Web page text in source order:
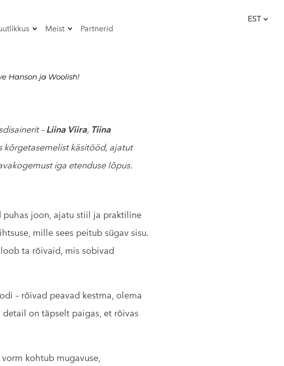
Meist
Meediakajastused
Partnerid
EST
Hanson ja Woolish!
–Liina Viira, Tiina
kõrgetasemelist käsitööd, ajatut
iga etenduse lõpus.
joon, ajatu stiil ja praktiline
mille sees peitub sügav sisu.
ta rõivaid, mis sobivad
– rõivad peavad kestma, olema
on täpselt paigas, et rõivas
kohtub mugavuse,